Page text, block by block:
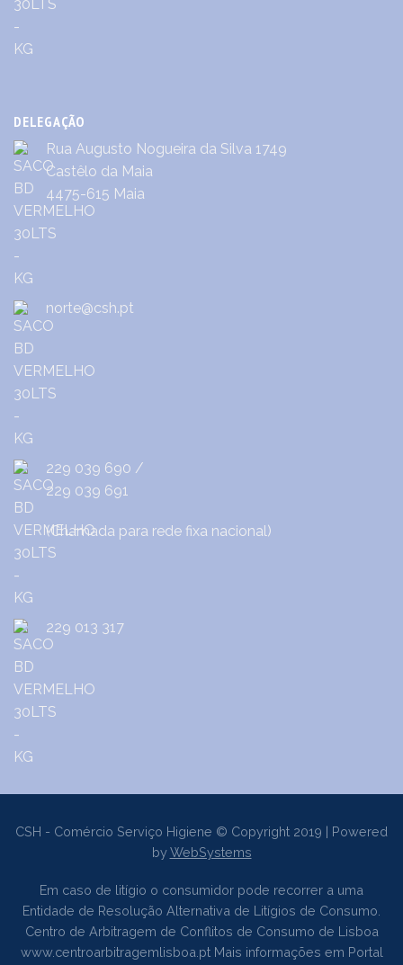
DELEGAÇÃO
Rua Augusto Nogueira da Silva 1749
Castêlo da Maia
4475-615 Maia
norte@csh.pt
229 039 690 /
229 039 691
(Chamada para rede fixa nacional)
229 013 317
CSH - Comércio Serviço Higiene © Copyright 2019 | Powered
byWebSystems
Em caso de litígio o consumidor pode recorrer a uma
Entidade de Resolução Alternativa de Litígios de Consumo.
Centro de Arbitragem de Conflitos de Consumo de Lisboa
www.centroarbitragemlisboa.ptMais informações em Portal